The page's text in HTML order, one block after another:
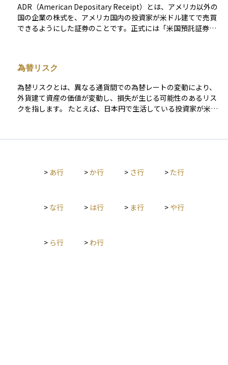
ADR（American Depositary Receipt）とは、アメリカ以外の
国の企業の株式を、アメリカ国内の投資家が米ドル建てで売買
できるようにした証券のことです。正式には「米国預託証券」
行される仕組みです。これにより、米国の投資家は外国株に直
接投資することなく、為替や取引制度の違いを気にせずに外国
企業に投資できるというメリットがあります。 一方で、元とな
る外国企業の株価や為替レートの影響を受けるため、価格は米
国市場だけでなく、母国市場の動きや為替相場にも左右されま
人投資家まで幅広く利用されています。
為替リスク
為替リスクとは、異なる通貨間での為替レートの変動により、
外貨建て資産の価値が変動し、損失が生じる可能性のあるリス
クを指します。 たとえば、日本円で生活している投資家が米ド
変わらなくても、円高が進むと、日本円に換算した際の資産価
クは、外国株式、外貨建て債券、海外不動産、グローバルファ
通貨や地域に分散して投資する、長期的な視点で資産を保有す
> あ行 >か行 > さ行 > た行
> な行 > は行 > ま行 > や行
> ら行 > わ行